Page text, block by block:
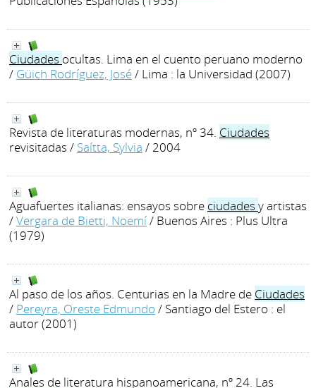
Ciudades ocultas. Lima en el cuento peruano moderno
/ Güich Rodríguez, José/ Lima : la Universidad (2007)
Revista de literaturas modernas, nº 34. Ciudades
revisitadas / Saítta, Sylvia / 2004
Aguafuertes italianas: ensayos sobre ciudades y artistas
/Vergara de Bietti, Noemí/ Buenos Aires : Plus Ultra
(1979)
Al paso de los años. Centurias en la Madre de Ciudades
/ Pereyra, Oreste Edmundo / Santiago del Estero : el
autor (2001)
Anales de literatura hispanoamericana, nº 24. Las